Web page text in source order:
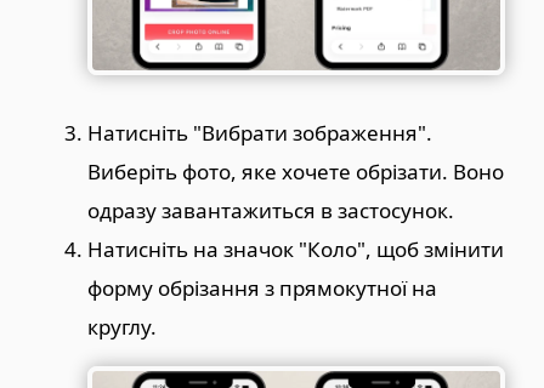
Натисніть "Вибрати зображення".
Виберіть фото, яке хочете обрізати. Воно
одразу завантажиться в застосунок.
Натисніть на значок "Коло", щоб змінити
форму обрізання з прямокутної на
круглу.